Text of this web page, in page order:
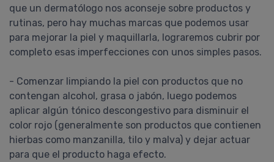
que un dermatólogo nos aconseje sobre productos y
rutinas, pero hay muchas marcas que podemos usar
para mejorar la piel y maquillarla, lograremos cubrir por
completo esas imperfecciones con unos simples pasos.
- Comenzar limpiando la piel con productos que no
contengan alcohol, grasa o jabón, luego podemos
aplicar algún tónico descongestivo para disminuir el
color rojo (generalmente son productos que contienen
hierbas como manzanilla, tilo y malva) y dejar actuar
para que el producto haga efecto.